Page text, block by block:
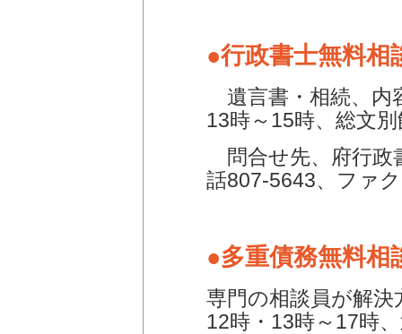
●行政書士無料相
遺言書・相続、内
13時～15時、総文
問合せ先、府行政
話807-5643、ファ
●多重債務無料相
専門の相談員が解
12時・13時～17時